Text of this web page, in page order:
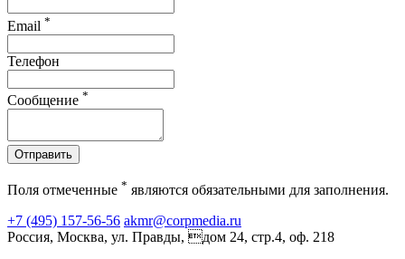
Email *
Телефон
Сообщение *
Отправить
Поля отмеченные * являются обязательными для заполнения.
+7 (495) 157-56-56 akmr@corpmedia.ru
Россия, Москва, ул. Правды, дом 24, стр.4, оф. 218